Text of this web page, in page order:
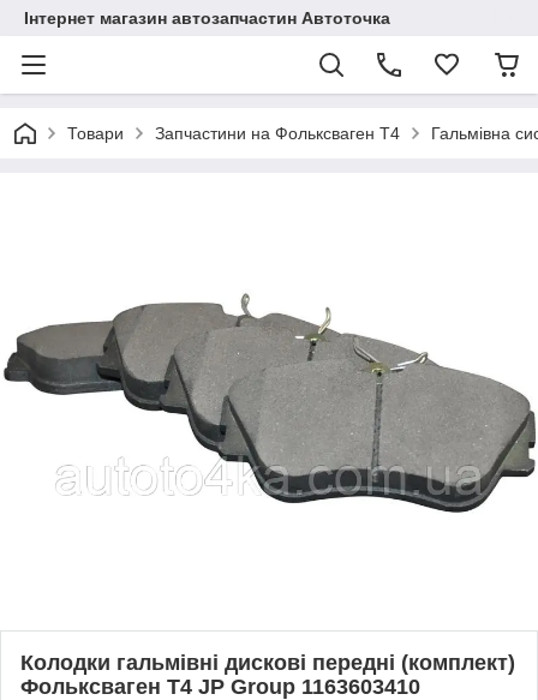
Інтернет магазин автозапчастин Автоточка
Товари Запчастини на Фольксваген Т4 Гальмівна
Колодки гальмівні дискові передні (комплект)
Фольксваген Т4 JP Group 1163603410